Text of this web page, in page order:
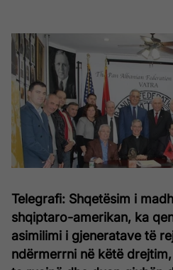
Telegrafi: Shqetësim i
shqiptaro-amerikan, ka
asimilimi i gjeneratave të
ndërmerrni në këtë